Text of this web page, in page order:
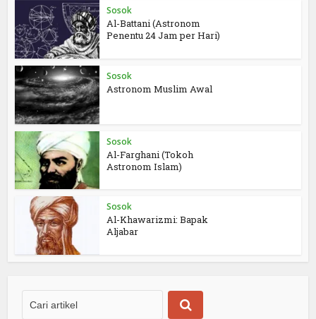
Sosok
Al-Battani (Astronom
Penentu 24 Jam per Hari)
Sosok
Astronom Muslim Awal
Sosok
Al-Farghani (Tokoh
Astronom Islam)
Sosok
Al-Khawarizmi: Bapak
Aljabar